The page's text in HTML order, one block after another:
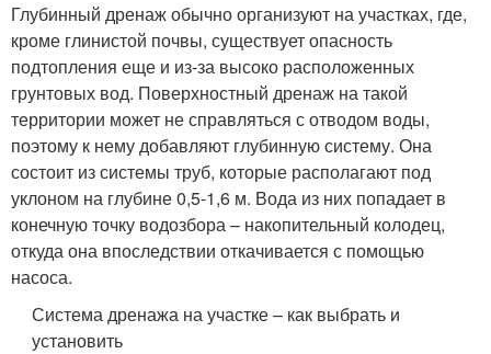
Глубинный дренаж обычно организуют на участках, где,
кроме глинистой почвы, существует опасность
подтопления еще и из-за высоко расположенных
грунтовых вод. Поверхностный дренаж на такой
территории может не справляться с отводом воды,
поэтому к нему добавляют глубинную систему. Она
состоит из системы труб, которые располагают под
уклоном на глубине 0,5-1,6 м. Вода из них попадает в
конечную точку водозбора – накопительный колодец,
откуда она впоследствии откачивается с помощью
насоса.
Система дренажа на участке – как выбрать и
установить